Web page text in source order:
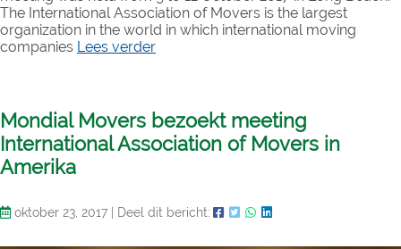
The International Association of Movers is the largest
organization in the world in which international moving
companies Lees verder
Mondial Movers bezoekt meeting
International Association of Movers in
Amerika
oktober 23, 2017 Deel dit bericht: